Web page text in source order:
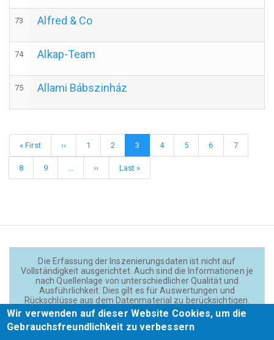
73 Alfred & Co
74 Alkap-Team
75 Allami Bábszinház
Seitennummerierung
Erste
Seite
« First
Vorherige
Seite
‹‹ Page
1 Page
2
Aktuelle
Seite
3 Page
4 Page
5 Page
6 Page
7
Page
8 Page
9
Nächste
Seite
››
Letzte
Seite
Last »
Die Erfassung der Inszenierungsdaten ist nicht auf
Vollständigkeit ausgerichtet. Auch sind die Informationen je
nach Quellenlage von unterschiedlicher Qualität und
Ausführlichkeit. Dies gilt es für Auswertungen und
Rückschlüsse aus dem Datenmaterial zu berücksichtigen.
Daten und Texte auf der Website sind - wenn nicht anders
angegeben - lizensiert unterCC BY 4.0(Creator:
Theadok.at).
Wir verwenden auf dieser Website Cookies, um die
Gebrauchsfreundlichkeit zu verbessern